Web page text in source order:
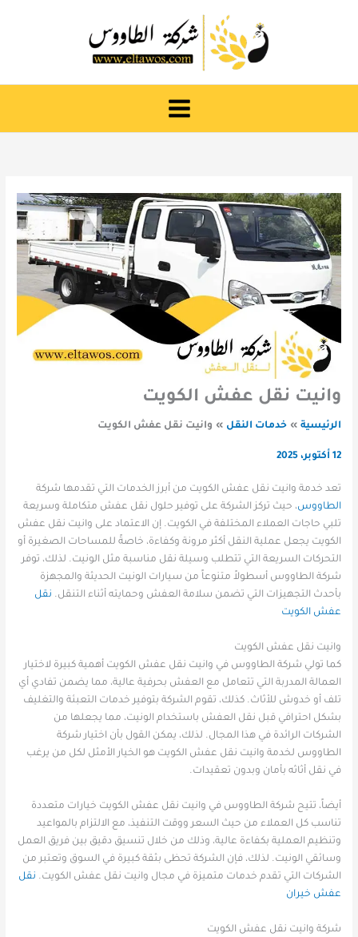
وانيت نقل عفش الكويت
الرئيسية خدمات النقل وانيت نقل عفش الكويت
12 أكتوبر، 2025
تعد خدمة وانيت نقل عفش الكويت من أبرز الخدمات التي تقدمها شركة
الطاووس، حيث تركز الشركة على توفير حلول نقل عفش متكاملة وسريعة
تلبي حاجات العملاء المختلفة في الكويت. إن الاعتماد على وانيت نقل عفش
الكويت يجعل عملية النقل أكثر مرونة وكفاءة، خاصةً للمساحات الصغيرة أو
التحركات السريعة التي تتطلب وسيلة نقل مناسبة مثل الونيت. لذلك، توفر
شركة الطاووس أسطولاً متنوعاً من سيارات الونيت الحديثة والمجهزة
بأحدث التجهيزات التي تضمن سلامة العفش وحمايته أثناء التنقل. نقل
عفش الكويت
وانيت نقل عفش الكويت
كما تولي شركة الطاووس في وانيت نقل عفش الكويت أهمية كبيرة لاختيار
العمالة المدربة التي تتعامل مع العفش بحرفية عالية، مما يضمن تفادي أي
تلف أو خدوش للأثاث. كذلك، تقوم الشركة بتوفير خدمات التعبئة والتغليف
بشكل احترافي قبل نقل العفش باستخدام الونيت، مما يجعلها من
الشركات الرائدة في هذا المجال. لذلك، يمكن القول بأن اختيار شركة
الطاووس لخدمة وانيت نقل عفش الكويت هو الخيار الأمثل لكل من يرغب
في نقل أثاثه بأمان وبدون تعقيدات.
أيضاً، تتيح شركة الطاووس في وانيت نقل عفش الكويت خيارات متعددة
تناسب كل العملاء من حيث السعر ووقت التنفيذ، مع الالتزام بالمواعيد
وتنظيم العملية بكفاءة عالية، وذلك من خلال تنسيق دقيق بين فريق العمل
وسائقي الونيت. لذلك، فإن الشركة تحظى بثقة كبيرة في السوق وتعتبر من
الشركات التي تقدم خدمات متميزة في مجال وانيت نقل عفش الكويت. نقل
عفش خيران
شركة وانيت نقل عفش الكويت